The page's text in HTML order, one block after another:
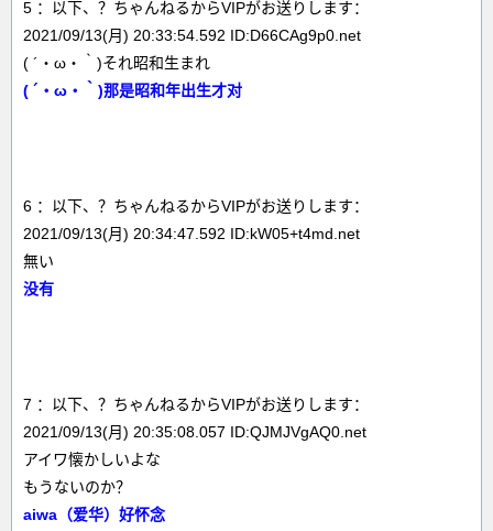
5 ：以下、？ちゃんねるからVIPがお送りします：
2021/09/13(月) 20:33:54.592 ID:D66CAg9p0.net
( ´・ω・｀)それ昭和生まれ
( ´ ・ω・｀)那是昭和年出生才对
6 ：以下、？ちゃんねるからVIPがお送りします：
2021/09/13(月) 20:34:47.592 ID:kW05+t4md.net
無い
没有
7 ：以下、？ちゃんねるからVIPがお送りします：
2021/09/13(月) 20:35:08.057 ID:QJMJVgAQ0.net
アイワ懐かしいよな
もうないのか？
aiwa（爱华）好怀念